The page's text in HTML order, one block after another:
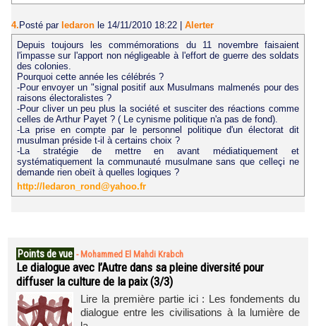
4.Posté par ledaron le 14/11/2010 18:22 | Alerter
Depuis toujours les commémorations du 11 novembre faisaient
l'impasse sur l'apport non négligeable à l'effort de guerre des soldats
des colonies.
Pourquoi cette année les célébrés ?
-Pour envoyer un "signal positif aux Musulmans malmenés pour des
raisons électoralistes ?
-Pour cliver un peu plus la société et susciter des réactions comme
celles de Arthur Payet ? ( Le cynisme politique n'a pas de fond).
-La prise en compte par le personnel politique d'un électorat dit
musulman préside t-il à certains choix ?
-La stratégie de mettre en avant médiatiquement et
systématiquement la communauté musulmane sans que celleçi ne
demande rien obeït à quelles logiques ?
http://ledaron_rond@yahoo.fr
Points de vue - Mohammed El Mahdi Krabch
Le dialogue avec l’Autre dans sa pleine diversité pour
diffuser la culture de la paix (3/3)
Lire la première partie ici : Les fondements du
dialogue entre les civilisations à la lumière de